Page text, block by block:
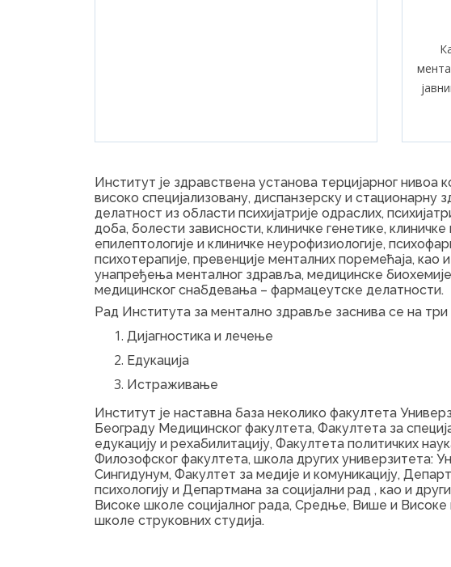
Институт је здравствена установа терцијарног нивоа
високо специјализовану, диспанзерску и стационарну
делатност из области психијатрије одраслих,
доба, болести зависности, клиничке генетике, клиничке
епилептологије и клиничке неурофизиологије,
психотерапије, превенције менталних поремећаја, као
унапређења менталног здравља, медицинске
медицинског снабдевања – фармацеутске делатности.
Рад Института за ментално здравље заснива се на три
Дијагностика и лечење
Едукација
Истраживање
Институт је наставна база неколико факултета
Београду Медицинског факултета, Факултета за
едукацију и рехабилитацију, Факултета политичких
Филозофског факултета, школа других универзитета:
Сингидунум, Факултет за медије и комуникацију,
психологију и Департмана за социјални рад , као и
Високе школе социјалног рада, Средње, Више и Високе
школе струковних студија.